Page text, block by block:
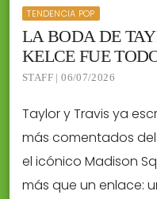
TENDENCIA POP
LA BODA DE
KELCE FUE
STAFF | 06/07/2026
Taylor y Travis ya
más comentados
el icónico Madison
más que un enlace: